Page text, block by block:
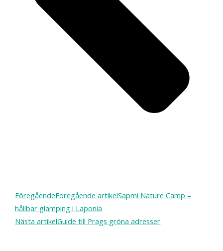
FöregåendeFöregående artikelSapmi Nature Camp –
hållbar glamping i Laponia
Nästa artikelGuide till Prags gröna adresser